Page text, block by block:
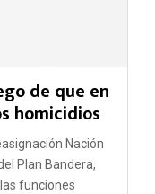
de que en
homicidios
Nación
Plan Bandera,
funciones